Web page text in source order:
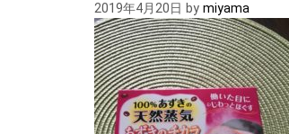
2019年4月20日 by miyama